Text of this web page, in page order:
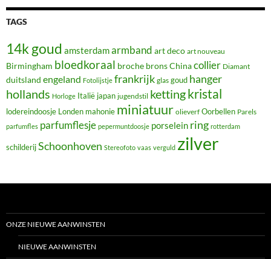
TAGS
14k goud amsterdamarmband art deco art nouveau
Birmingham bloedkoraal broche bronsChinacollier Diamant
duitsland engeland Fotolijstje frankrijk glas goud hanger
hollands Horloge Italië japan jugendstil kettingkristal
lodereindoosje Londen mahonie miniatuur olieverf Oorbellen Parels
parfumfles parfumflesje pepermuntdoosje porselein ring rotterdam
schilderijSchoonhoven Stereofoto vaas verguld zilver
ONZE NIEUWE AANWINSTEN
NIEUWE AANWINSTEN